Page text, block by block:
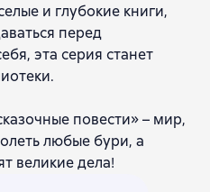
и глубокие книги,
перед
эта серия станет
повести» – мир,
любые бури, а
великие дела!